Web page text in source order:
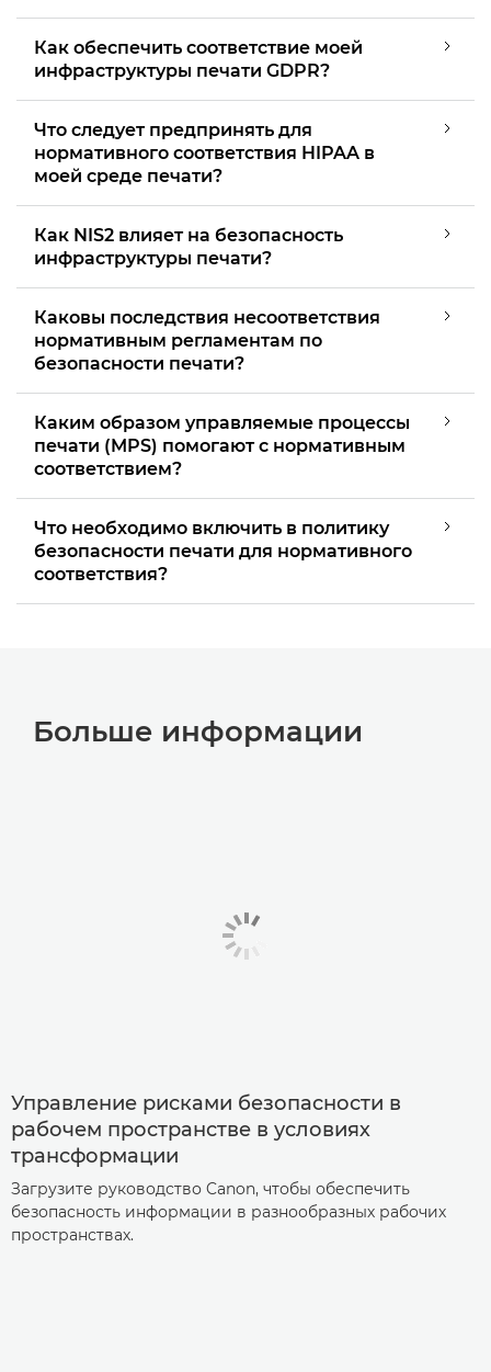
Как обеспечить соответствие моей
инфраструктуры печати GDPR?
Что следует предпринять для
нормативного соответствия HIPAA в
моей среде печати?
Как NIS2 влияет на безопасность
инфраструктуры печати?
Каковы последствия несоответствия
нормативным регламентам по
безопасности печати?
Каким образом управляемые процессы
печати (MPS) помогают с нормативным
соответствием?
Что необходимо включить в политику
безопасности печати для нормативного
соответствия?
Больше информации
Управление рисками безопасности в
рабочем пространстве в условиях
трансформации
Загрузите руководство Canon, чтобы обеспечить
безопасность информации в разнообразных рабочих
пространствах.